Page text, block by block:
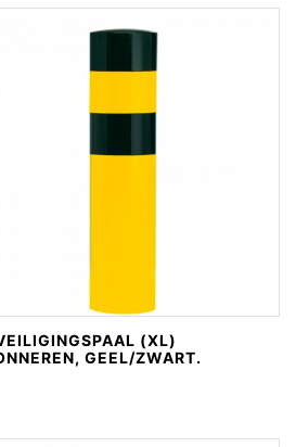
(XL)
GEEL/ZWART.